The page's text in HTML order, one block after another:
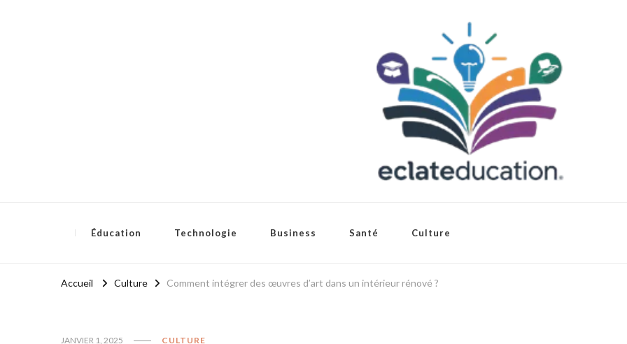
Éducation Technologie Business Santé Culture
Accueil Culture Comment intégrer des œuvres d’art dans un intérieur rénové ?
JANVIER 1, 2025 CULTURE